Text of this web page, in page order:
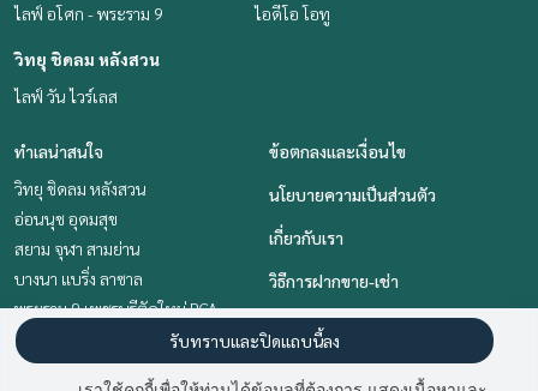
ไลฟ์ อโศก - พระราม 9
ไอดีโอ โอทู
วิทยุ ชิดลม หลังสวน
ไลฟ์ วัน ไวร์เลส
ทำเลน่าสนใจ
วิทยุ ชิดลม หลังสวน
อ่อนนุช อุดมสุข
สยาม จุฬา สามย่าน
บางนา แบริ่ง ลาซาล
พระราม 9 เพชรบุรีตัดใหม่ RCA
คลองเตย กล้วยน้ำไท
สุขุมวิท อโศก ทองหล่อ
ข้อตกลงและเงื่อนไข
นโยบายความเป็นส่วนตัว
เกี่ยวกับเรา
วิธีการฝากขาย-เช่า
ติดต่อ
รับทราบและปิดแถบนี้ลง